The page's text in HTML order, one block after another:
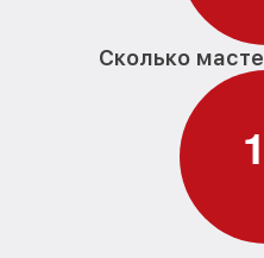
Сколько
1